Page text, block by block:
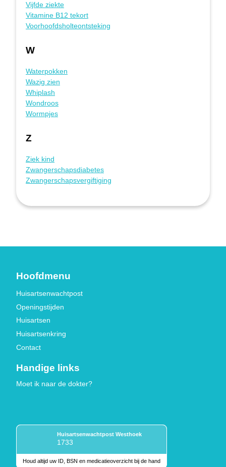
Vijfde ziekte
Vitamine B12 tekort
Voorhoofdsholteontsteking
W
Waterpokken
Wazig zien
Whiplash
Wondroos
Wormpjes
Z
Ziek kind
Zwangerschapsdiabetes
Zwangerschapsvergiftiging
Hoofdmenu
Huisartsenwachtpost
Openingstijden
Huisartsen
Huisartsenkring
Contact
Handige links
Moet ik naar de dokter?
Huisartsenwachtpost Westhoek
1733
Houd altijd uw ID, BSN en medicatieoverzicht bij de hand